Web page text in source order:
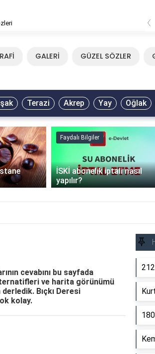
‹
GALERİ GÜZEL SÖZLER
Terazi Akrep Yay Oğlak
Faydalı Bilgiler
İSKİ abonelik iptali nasıl
yapılır?
cevabını bu sayfada
ve harita görünümü
Bıçkı Deresi
kolay.